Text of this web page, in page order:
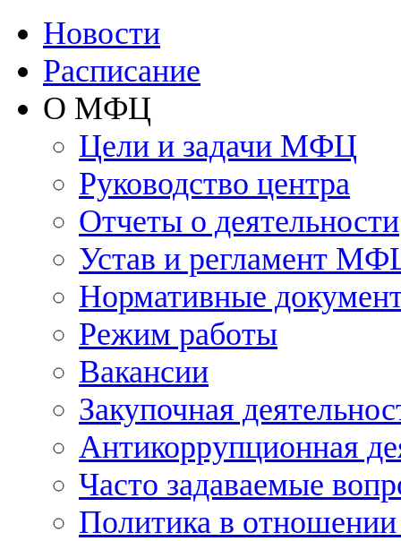
Новости
Расписание
О МФЦ
Цели и задачи МФЦ
Руководство центра
Отчеты о деятельности
Устав и регламент
Нормативные
Режим работы
Вакансии
Закупочная
Антикоррупционная
Часто задаваемые
Политика в